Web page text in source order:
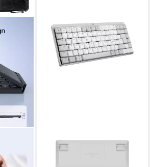
LOGITECH
MX Mechanical Mini for Mac,